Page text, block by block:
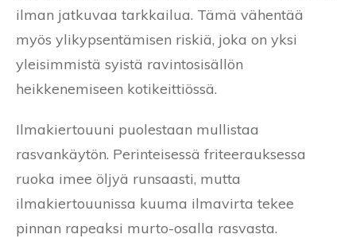
ilman jatkuvaa tarkkailua. Tämä vähentää
myös ylikypsentämisen riskiä, joka on yksi
yleisimmistä syistä ravintosisällön
heikkenemiseen kotikeittiössä.
Ilmakiertouuni puolestaan mullistaa
rasvankäytön. Perinteisessä friteerauksessa
ruoka imee öljyä runsaasti, mutta
ilmakiertouunissa kuuma ilmavirta tekee
pinnan rapeaksi murto-osalla rasvasta.